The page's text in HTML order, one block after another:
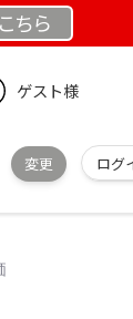
こちら
ゲスト様
変更 ログ